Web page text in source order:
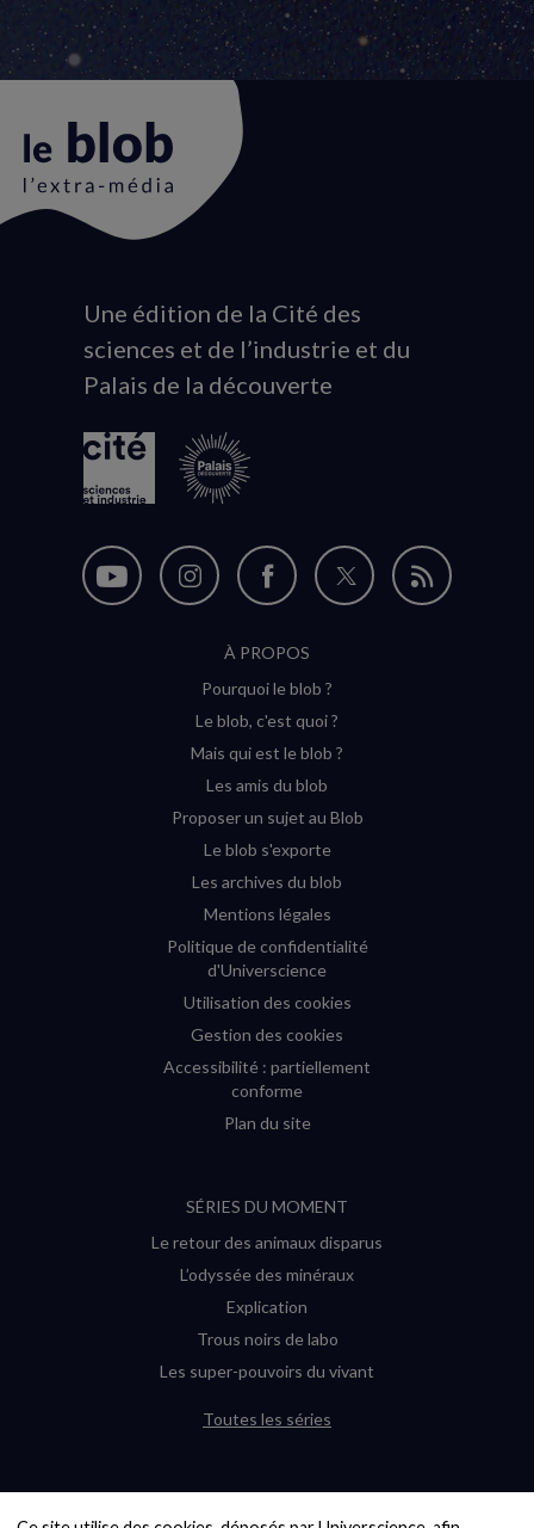
Animation
du
logo
Une édition de la Cité des
sciences et de l’industrie et du
Palais de la découverte
Nous
Nous
Instagram
(nouvelle
Nous
sur
Facebook
(nouvelle
Nous
Flux
À PROPOS
Pourquoi le blob ?
Le blob, c'est quoi ?
Mais qui est le blob ?
Les amis du blob
Proposer un sujet au Blob
Le blob s'exporte
Les archives du blob
Mentions légales
Politique de confidentialité
d'Universcience
Utilisation des cookies
Gestion des cookies
Accessibilité : partiellement
conforme
Plan du site
SÉRIES DU MOMENT
Le retour des animaux disparus
L’odyssée des minéraux
Explication
Trous noirs de labo
Les super-pouvoirs du vivant
Toutes les séries